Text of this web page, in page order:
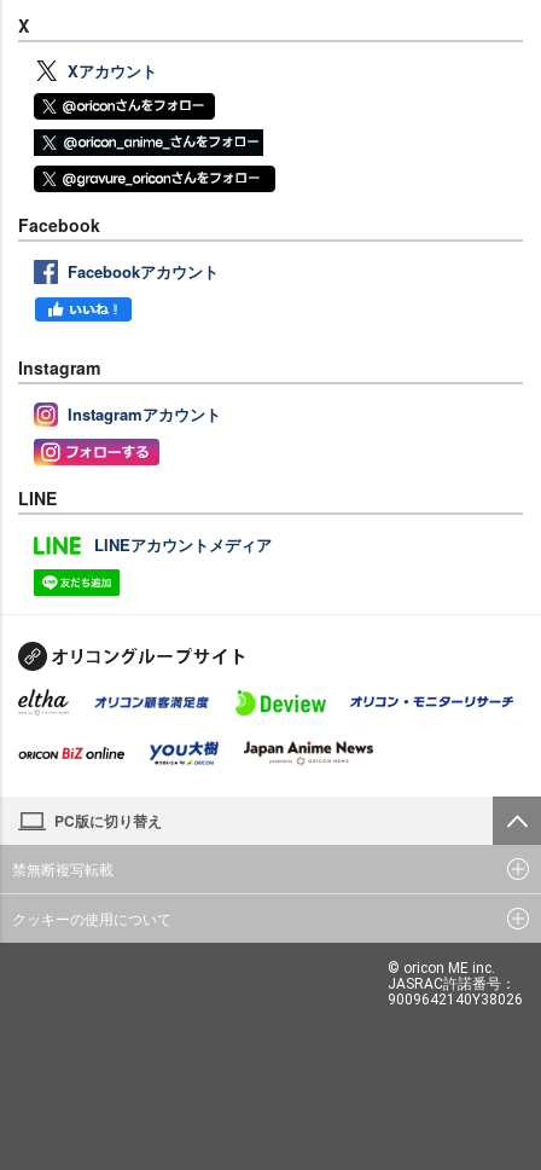
X
Xアカウント
Facebook
Facebookアカウント
Instagram
Instagramアカウント
LINE
LINEアカウントメディア
PC版に切り替え
禁無断複写転載
クッキーの使用について
© oricon ME inc.
JASRAC許諾番号：
9009642140Y38026